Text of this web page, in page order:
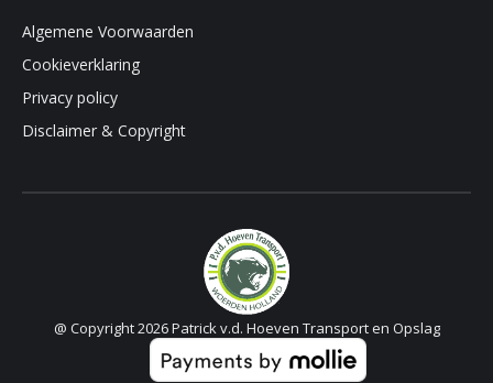
Algemene Voorwaarden
Cookieverklaring
Privacy policy
Disclaimer & Copyright
@ Copyright 2026 Patrick v.d. Hoeven Transport en Opslag